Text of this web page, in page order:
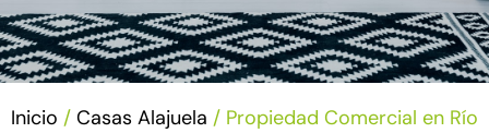
Inicio / Casas Alajuela / Propiedad Comercial en Río